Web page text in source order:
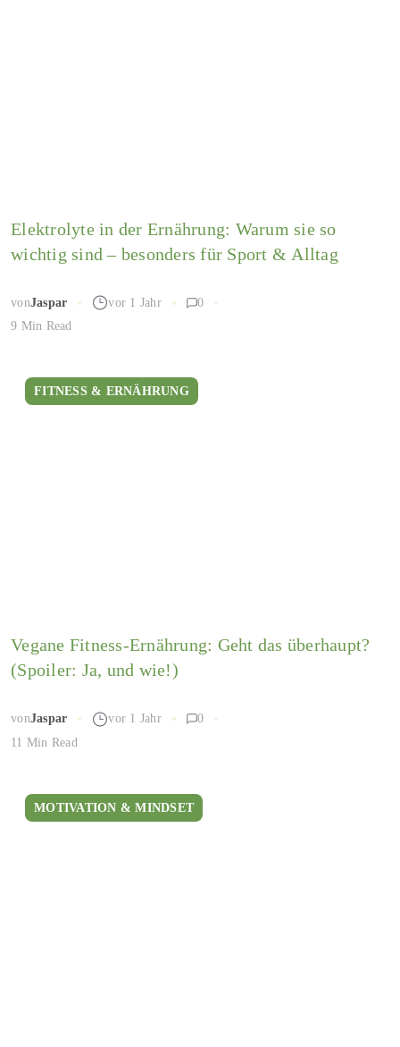
Elektrolyte in der Ernährung: Warum sie so
wichtig sind – besonders für Sport & Alltag
vonJaspar vor 1 Jahr
0
9 Min Read
FITNESS & ERNÄHRUNG
Vegane Fitness-Ernährung: Geht das überhaupt?
(Spoiler: Ja, und wie!)
vonJaspar vor 1 Jahr
0
11 Min Read
MOTIVATION & MINDSET